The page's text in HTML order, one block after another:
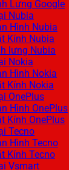
Lưng Google
Nubia
Hình Nubia
Kính Nubia
lưng Nubia
Nokia
Hình Nokia
Kính Nokia
OnePlus
Hình OnePlus
Kính OnePlus
Tecno
Hình Tecno
Kính Tecno
Vsmart